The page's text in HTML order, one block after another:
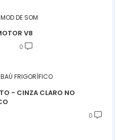
MOD DE SOM
V8
0
BAÚ FRIGORÍFICO
- CINZA CLARO NO
0